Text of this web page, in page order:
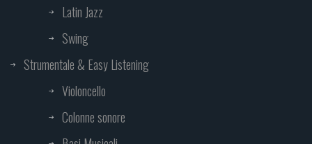
Latin Jazz
Swing
Strumentale & Easy Listening
Violoncello
Colonne sonore